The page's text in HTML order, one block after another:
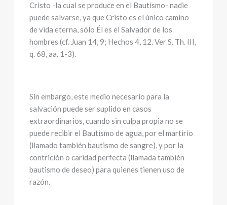
Cristo -la cual se produce en el Bautismo- nadie
puede salvarse, ya que Cristo es el único camino
de vida eterna, sólo Él es el Salvador de los
hombres (cf. Juan 14, 9; Hechos 4, 12. Ver S. Th. III,
q. 68, aa. 1-3).
Sin embargo, este medio necesario para la
salvación puede ser suplido en casos
extraordinarios, cuando sin culpa propia no se
puede recibir el Bautismo de agua, por el martirio
(llamado también bautismo de sangre), y por la
contrición o caridad perfecta (llamada también
bautismo de deseo) para quienes tienen uso de
razón.